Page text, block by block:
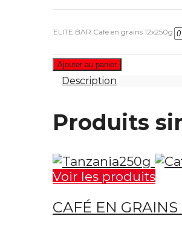
ELITE BAR Café en grains 12x250g
Ajouter au panier
Description
Produits
Voir les produits
CAFÉ EN